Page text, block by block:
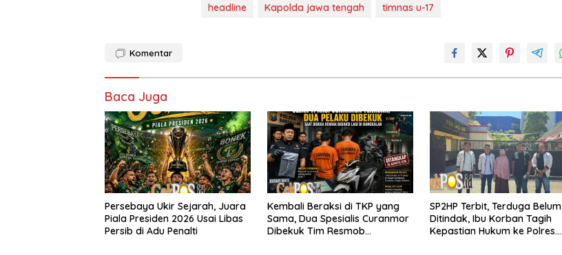
headline Kapolda jawa tengah timnas u-17
Komentar
Baca Juga
Persebaya Ukir Sejarah, Juara
Piala Presiden 2026 Usai Libas
Persib di Adu Penalti
Kembali Beraksi di TKP yang
Sama, Dua Spesialis Curanmor
Dibekuk Tim Resmob
SP2HP Terbit, Terduga Belum
Ditindak, Ibu Korban Tagih
Kepastian Hukum ke Polres